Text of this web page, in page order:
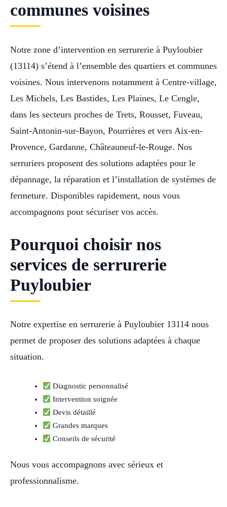
communes voisines
Notre zone d’intervention en serrurerie à Puyloubier
(13114) s’étend à l’ensemble des quartiers et communes
voisines. Nous intervenons notamment à Centre-village,
Les Michels, Les Bastides, Les Plaines, Le Cengle,
dans les secteurs proches de Trets, Rousset, Fuveau,
Saint-Antonin-sur-Bayon, Pourrières et vers Aix-en-
Provence, Gardanne, Châteauneuf-le-Rouge. Nos
serruriers proposent des solutions adaptées pour le
dépannage, la réparation et l’installation de systèmes de
fermeture. Disponibles rapidement, nous vous
accompagnons pour sécuriser vos accès.
Pourquoi choisir nos
services de serrurerie
Puyloubier
Notre expertise en serrurerie à Puyloubier 13114 nous
permet de proposer des solutions adaptées à chaque
situation.
Diagnostic personnalisé
Intervention soignée
Devis détaillé
Grandes marques
Conseils de sécurité
Nous vous accompagnons avec sérieux et
professionnalisme.